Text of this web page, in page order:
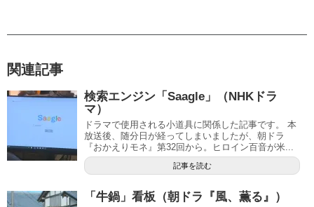
関連記事
検索エンジン「Saagle」（NHKドラ
マ）
ドラマで使用される小道具に関係した記事です。 本
放送後、随分日が経ってしまいましたが、朝ドラ
『おかえりモネ』第32回から。ヒロイン百音が米...
記事を読む
「牛鍋」看板（朝ドラ『風、薫る』）